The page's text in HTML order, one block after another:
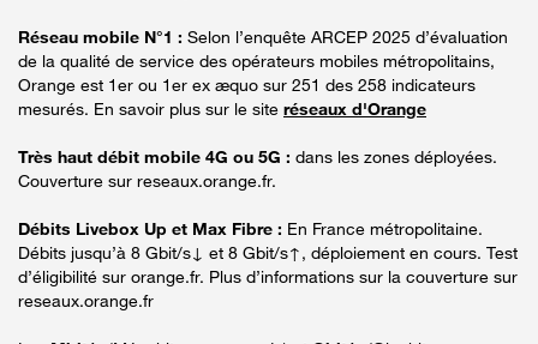
Réseau mobile N°1 : Selon l’enquête ARCEP 2025 d’évaluation
de la qualité de service des opérateurs mobiles métropolitains,
Orange est 1er ou 1er ex æquo sur 251 des 258 indicateurs
mesurés. En savoir plus sur le site réseaux d'Orange
Très haut débit mobile 4G ou 5G : dans les zones déployées.
Couverture sur reseaux.orange.fr.
Débits Livebox Up et Max Fibre : En France métropolitaine.
Débits jusqu’à 8 Gbit/s↓ et 8 Gbit/s↑, déploiement en cours. Test
d’éligibilité sur orange.fr. Plus d’informations sur la couverture sur
reseaux.orange.fr